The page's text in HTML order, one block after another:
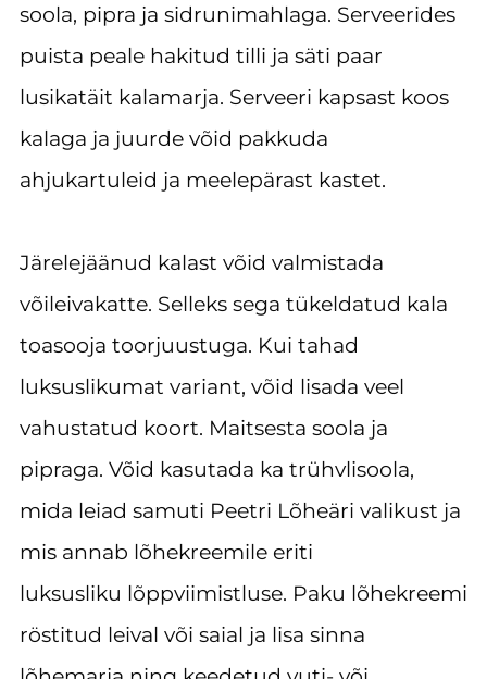
soola, pipra ja sidrunimahlaga. Serveerides
puista peale hakitud tilli ja säti paar
lusikatäit kalamarja. Serveeri kapsast koos
kalaga ja juurde võid pakkuda
ahjukartuleid ja meelepärast kastet.
Järelejäänud kalast võid valmistada
võileivakatte. Selleks sega tükeldatud kala
toasooja toorjuustuga. Kui tahad
luksuslikumat variant, võid lisada veel
vahustatud koort. Maitsesta soola ja
pipraga. Võid kasutada ka trühvlisoola,
mida leiad samuti Peetri Lõheäri valikust ja
mis annab lõhekreemile eriti
luksusliku lõppviimistluse. Paku lõhekreemi
röstitud leival või saial ja lisa sinna